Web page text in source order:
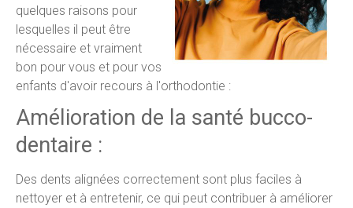
quelques raisons pour
lesquelles il peut être
nécessaire et vraiment
bon pour vous et pour vos
enfants d'avoir recours à l'orthodontie :
Amélioration de la santé bucco-
dentaire :
Des dents alignées correctement sont plus faciles à
nettoyer et à entretenir, ce qui peut contribuer à améliorer